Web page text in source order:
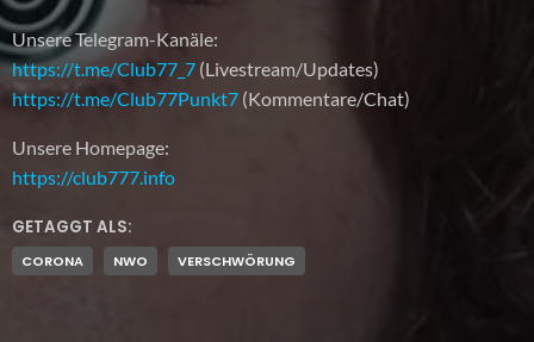
Unsere Telegram-Kanäle:
https://t.me/Club77_7 (Livestream/Updates)
https://t.me/Club77Punkt7 (Kommentare/Chat)
Unsere Homepage:
https://club777.info
GETAGGT ALS:
CORONA NWO VERSCHWÖRUNG